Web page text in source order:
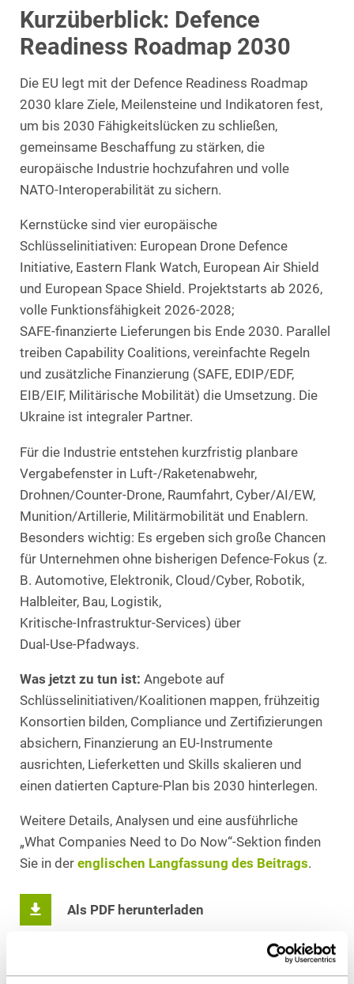
Kurzüberblick: Defence
Readiness Roadmap 2030
Die EU legt mit der Defence Readiness Roadmap
2030 klare Ziele, Meilensteine und Indikatoren fest,
um bis 2030 Fähigkeitslücken zu schließen,
gemeinsame Beschaffung zu stärken, die
europäische Industrie hochzufahren und volle
NATO‑Interoperabilität zu sichern.
Kernstücke sind vier europäische
Schlüsselinitiativen: European Drone Defence
Initiative, Eastern Flank Watch, European Air Shield
und European Space Shield. Projektstarts ab 2026,
volle Funktionsfähigkeit 2026-2028;
SAFE‑finanzierte Lieferungen bis Ende 2030. Parallel
treiben Capability Coalitions, vereinfachte Regeln
und zusätzliche Finanzierung (SAFE, EDIP/EDF,
EIB/EIF, Militärische Mobilität) die Umsetzung. Die
Ukraine ist integraler Partner.
Für die Industrie entstehen kurzfristig planbare
Vergabefenster in Luft‑/Raketenabwehr,
Drohnen/Counter‑Drone, Raumfahrt, Cyber/AI/EW,
Munition/Artillerie, Militärmobilität und Enablern.
Besonders wichtig: Es ergeben sich große Chancen
für Unternehmen ohne bisherigen Defence‑Fokus (z.
B. Automotive, Elektronik, Cloud/Cyber, Robotik,
Halbleiter, Bau, Logistik,
Kritische‑Infrastruktur‑Services) über
Dual‑Use‑Pfadways.
Was jetzt zu tun ist: Angebote auf
Schlüsselinitiativen/Koalitionen mappen, frühzeitig
Konsortien bilden, Compliance und Zertifizierungen
absichern, Finanzierung an EU‑Instrumente
ausrichten, Lieferketten und Skills skalieren und
einen datierten Capture‑Plan bis 2030 hinterlegen.
Weitere Details, Analysen und eine ausführliche
„What Companies Need to Do Now“-Sektion finden
Sie in der englischen Langfassung des Beitrags.
Als PDF herunterladen